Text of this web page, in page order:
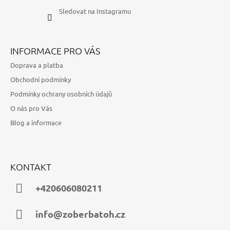
Sledovat na Instagramu
INFORMACE PRO VÁS
Doprava a platba
Obchodní podmínky
Podmínky ochrany osobních údajů
O nás pro Vás
Blog a informace
KONTAKT
+420606080211
info@zoberbatoh.cz